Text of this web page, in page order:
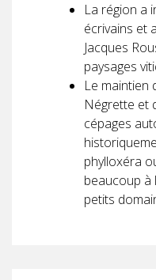
La région a
écrivains et
Jacques
paysages
Le maintien
Négrette et
cépages
phylloxéra
beaucoup à
petits